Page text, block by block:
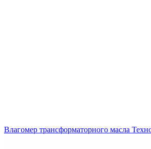
Влагомер трансформаторного масла